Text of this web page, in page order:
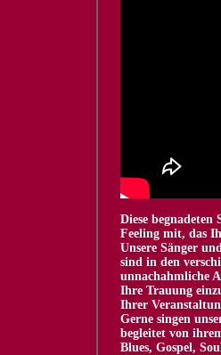
Diese
Feeling mit, das
Unsere Sänger
sind in den
unnachahmliche
Ihre Trauung
Ihrer
Gerne singen
begleitet von
Blues, Gospel,